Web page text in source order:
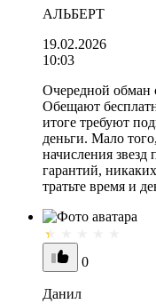
АЛЬБЕРТ
19.02.2026
10:03
Очередной обман
Обещают
итоге требуют
деньги. Мало
начисления
гарантий,
тратьте время и
0
Данил